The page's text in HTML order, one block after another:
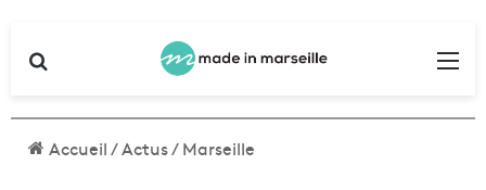
Accueil/Actus/Marseille